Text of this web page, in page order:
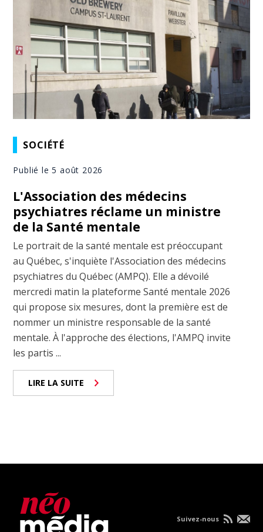
SOCIÉTÉ
Publié le 5 août 2026
L'Association des médecins
psychiatres réclame un ministre
de la Santé mentale
Le portrait de la santé mentale est préoccupant
au Québec, s'inquiète l'Association des médecins
psychiatres du Québec (AMPQ). Elle a dévoilé
mercredi matin la plateforme Santé mentale 2026
qui propose six mesures, dont la première est de
nommer un ministre responsable de la santé
mentale. À l'approche des élections, l'AMPQ invite
les partis ...
LIRE LA SUITE
Suivez-nous